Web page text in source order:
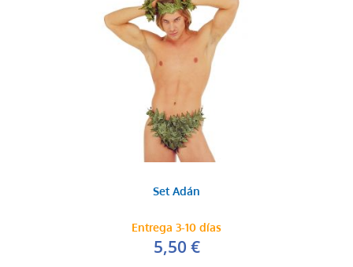
Set Adán
Entrega 3-10 días
5,50 €